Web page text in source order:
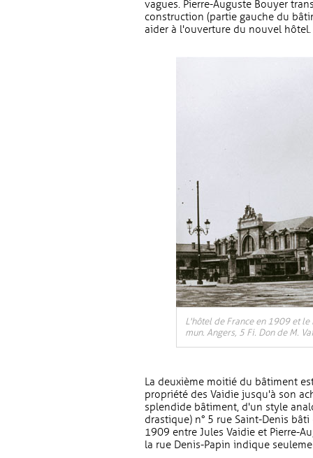
vagues. Pierre-Auguste Bouyer
construction (partie gauche du
aider à l'ouverture du nouvel hôtel.
L'hôtel de France en 1909 et
mun. Angers, 5 Fi. Don de M.
La deuxième moitié du bâtiment
propriété des Vaidie jusqu'à son
splendide bâtiment, d'un style
drastique) n° 5 rue Saint-Denis
1909 entre Jules Vaidie et Pierre-
la rue Denis-Papin indique